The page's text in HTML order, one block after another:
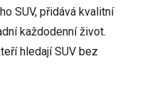
SUV, přidává kvalitní
každodenní život.
hledají SUV bez